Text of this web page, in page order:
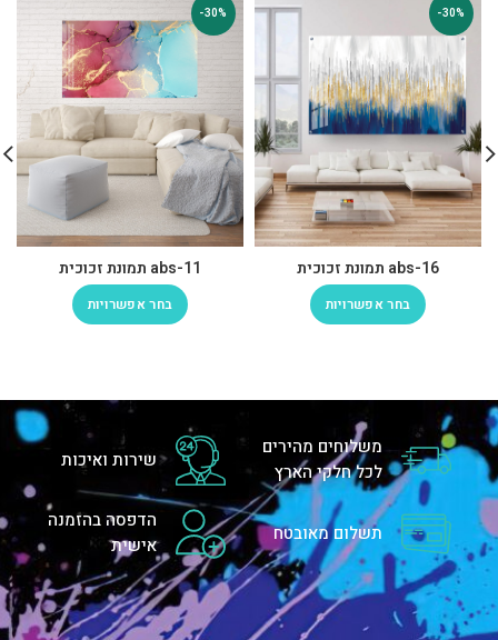
-30%
abs-16 תמונת זכוכית
בחר אפשרויות
-30%
abs-11 תמונת זכוכית
בחר אפשרויות
משלוחים מהירים
לכל חלקי הארץ
שירות ואיכות
תשלום מאובטח
הדפסה בהזמנה
אישית